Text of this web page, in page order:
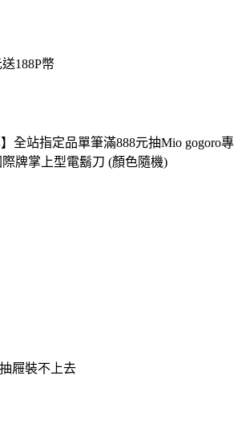
188P幣
】全站指定品單筆滿888元抽Mio gogoro專
牌掌上型電鬍刀 (顏色隨機)
屜裝不上去